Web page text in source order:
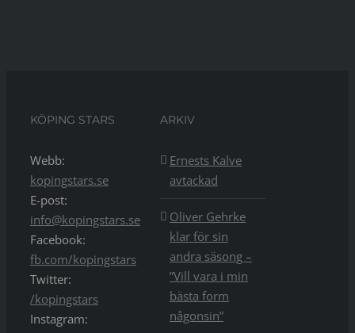
KÖPING STARS
Webb:
kopingstars.se
E-post:
info@kopingstars.se
Facebook:
fb.com/kopingstars
Twitter:
/kopingstars
Instagram:
ARKIV
Ernests Kalve
avtackad
Oliver Gehrke
klar för sin
andra säsong –
”Vill vara i min
bästa form
någonsin”